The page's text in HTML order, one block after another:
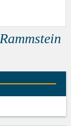
Rammstein